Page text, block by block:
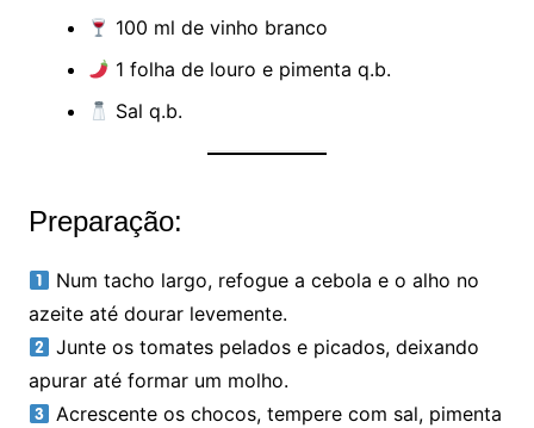
100 ml de vinho branco
1 folha de louro e pimenta q.b.
Sal q.b.
Preparação:
Num tacho largo, refogue a cebola e o alho no
azeite até dourar levemente.
Junte os tomates pelados e picados, deixando
apurar até formar um molho.
Acrescente os chocos, tempere com sal, pimenta